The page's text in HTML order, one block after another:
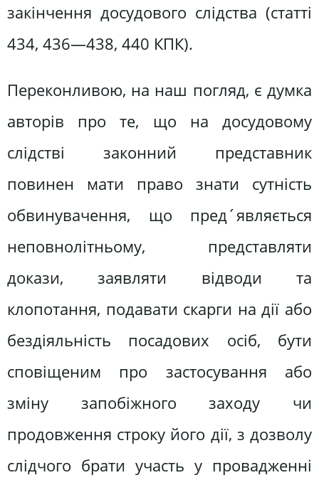
закінчення досудового слідства (статті
434, 436—438, 440 КПК).
Переконливою, на наш погляд, є думка
авторів про те, що на досудовому
слідстві законний представник
повинен мати право знати сутність
обвинувачення, що пред´являється
неповнолітньому, представляти
докази, заявляти відводи та
клопотання, подавати скарги на дії або
бездіяльність посадових осіб, бути
сповіщеним про застосування або
зміну запобіжного заходу чи
продовження строку його дії, з дозволу
слідчого брати участь у провадженні